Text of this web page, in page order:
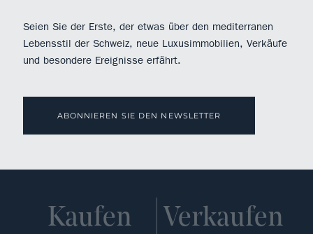
Seien Sie der Erste, der etwas über den mediterranen
Lebensstil der Schweiz, neue Luxusimmobilien, Verkäufe
und besondere Ereignisse erfährt.
ABONNIEREN SIE DEN NEWSLETTER
Kaufen Verkaufen